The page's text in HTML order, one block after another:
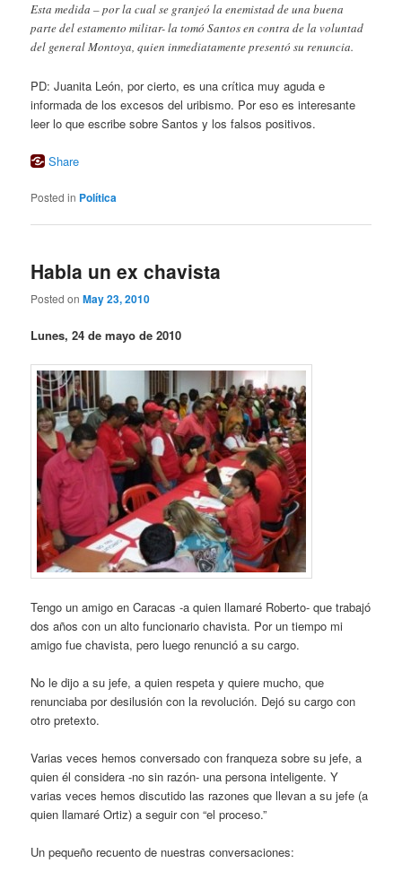
Esta medida – por la cual se granjeó la enemistad de una buena
parte del estamento militar- la tomó Santos en contra de la voluntad
del general Montoya, quien inmediatamente presentó su renuncia.
PD: Juanita León, por cierto, es una crítica muy aguda e
informada de los excesos del uribismo. Por eso es interesante
leer lo que escribe sobre Santos y los falsos positivos.
Share
Posted in Política
Habla un ex chavista
Posted onMay 23, 2010
Lunes, 24 de mayo de 2010
Tengo un amigo en Caracas -a quien llamaré Roberto- que trabajó
dos años con un alto funcionario chavista. Por un tiempo mi
amigo fue chavista, pero luego renunció a su cargo.
No le dijo a su jefe, a quien respeta y quiere mucho, que
renunciaba por desilusión con la revolución. Dejó su cargo con
otro pretexto.
Varias veces hemos conversado con franqueza sobre su jefe, a
quien él considera -no sin razón- una persona inteligente. Y
varias veces hemos discutido las razones que llevan a su jefe (a
quien llamaré Ortiz) a seguir con “el proceso.”
Un pequeño recuento de nuestras conversaciones: